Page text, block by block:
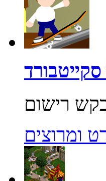
סקייטבורד
ומרוצים